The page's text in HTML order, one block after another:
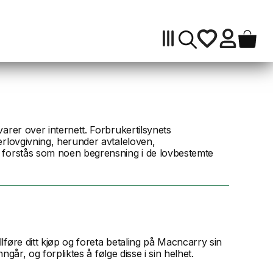
over internett. Forbrukertilsynets
herunder avtaleloven,
som noen begrensning i de lovbestemte
ditt kjøp og foreta betaling på Macncarry sin
og forpliktes å følge disse i sin helhet.